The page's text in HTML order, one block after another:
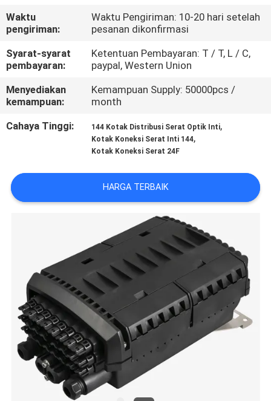
HUBUNGI
KAMI
BERITA
KASUS
KEBIJAKAN
PRIVASI
Waktu
pengiriman:
Waktu Pengiriman: 10-20 hari setelah
pesanan dikonfirmasi
Syarat-syarat
pembayaran:
Ketentuan Pembayaran: T / T, L / C,
paypal, Western Union
Menyediakan
kemampuan:
Kemampuan Supply: 50000pcs /
month
Cahaya Tinggi:
144 Kotak Distribusi Serat Optik Inti,
Kotak Koneksi Serat Inti 144,
Kotak Koneksi Serat 24F
HARGA TERBAIK